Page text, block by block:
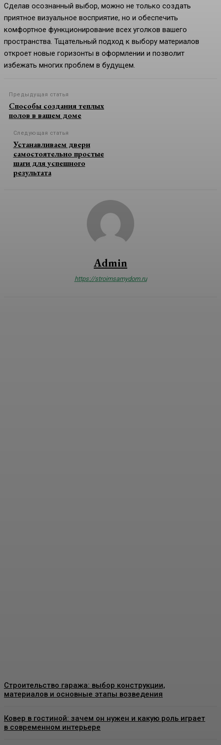
Сделав осознанный выбор, можно не только создать
приятное визуальное восприятие, но и обеспечить
комфортное функционирование всех уголков вашего
пространства. Тщательный подход к выбору материалов
откроет новые горизонты в оформлении и позволит
избежать многих проблем в будущем.
Предыдущая статья
Способы создания теплых
полов в вашем доме
Следующая статья
Устанавливаем двери
самостоятельно простые
шаги для успешного
результата
Admin
https://stroimsamydom.ru
Строительство гаража: выбор конструкции,
материалов и основные этапы возведения
Ковер в гостиной: зачем он нужен и какую роль играет
в современном интерьере